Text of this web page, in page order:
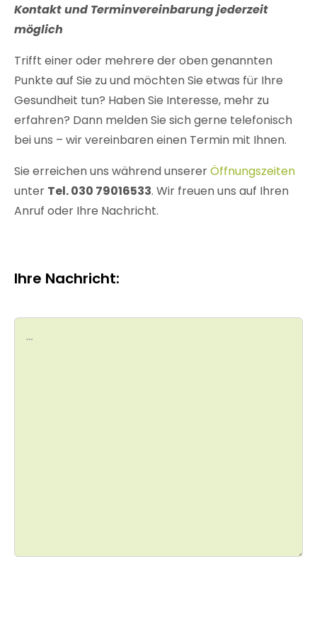
Kontakt und Terminvereinbarung jederzeit
möglich
Trifft einer oder mehrere der oben genannten
Punkte auf Sie zu und möchten Sie etwas für Ihre
Gesundheit tun? Haben Sie Interesse, mehr zu
erfahren? Dann melden Sie sich gerne telefonisch
bei uns – wir vereinbaren einen Termin mit Ihnen.
Sie erreichen uns während unsererÖffnungszeiten
unter Tel. 030 79016533. Wir freuen uns auf Ihren
Anruf oder Ihre Nachricht.
Ihre Nachricht: